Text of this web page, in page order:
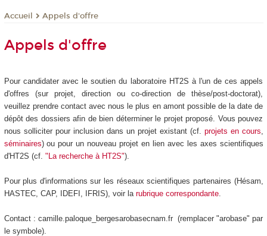
Accueil Appels d'offre
Appels d'offre
Pour candidater avec le soutien du laboratoire HT2S à l'un de ces appels
d'offres (sur projet, direction ou co-direction de thèse/post-doctorat),
veuillez prendre contact avec nous le plus en amont possible de la date de
dépôt des dossiers afin de bien déterminer le projet proposé. Vous pouvez
nous solliciter pour inclusion dans un projet existant (cf. projets en cours
séminaires) ou pour un nouveau projet en lien avec les axes scientifiques
d'HT2S (cf. "La recherche à HT2S").
Pour plus d'informations sur les réseaux scientifiques partenaires (Hésam,
HASTEC, CAP, IDEFI, IFRIS), voir la rubrique correspondante.
Contact : camille.paloque_bergesarobasecnam.fr (remplacer "arobase" par
le symbole).